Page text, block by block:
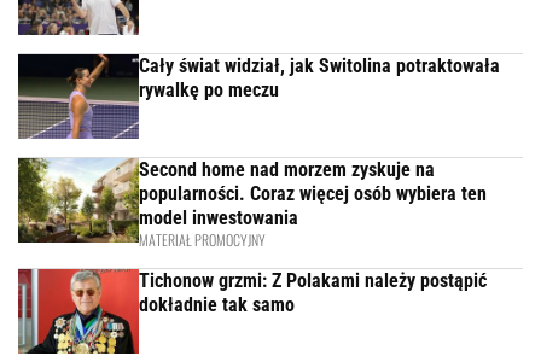
Cały świat widział, jak Switolina potraktowała
rywalkę po meczu
Second home nad morzem zyskuje na
popularności. Coraz więcej osób wybiera ten
model inwestowania
MATERIAŁ PROMOCYJNY
Tichonow grzmi: Z Polakami należy postąpić
dokładnie tak samo